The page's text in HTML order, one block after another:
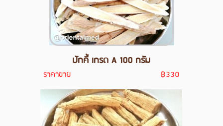
ปักคี้ เกรด A 100 กรัม
ราคาขาย ฿330